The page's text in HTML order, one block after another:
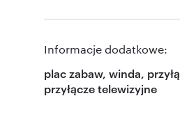
Informacje dodatkowe:
plac zabaw, winda,
przyłącze telewizyjne